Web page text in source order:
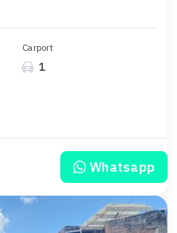
Carport
1
Whatsapp